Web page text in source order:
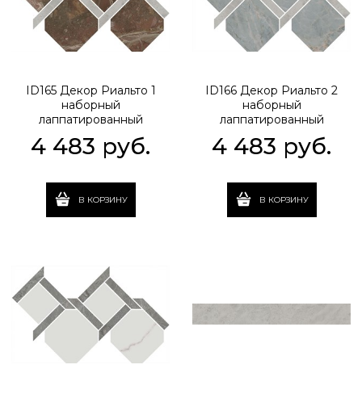
ID165 Декор Риальто 1
наборный
лаппатированный
4 483 руб.
В КОРЗИНУ
ID166 Декор Риальто 2
наборный
лаппатированный
4 483 руб.
В КОРЗИНУ